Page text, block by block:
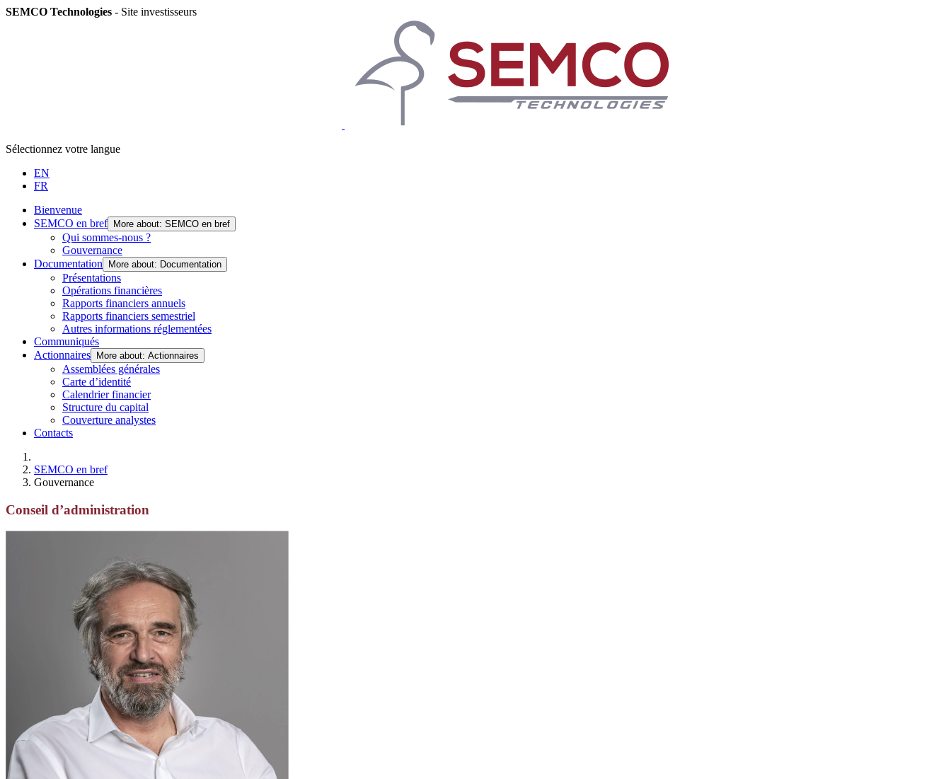
SEMCO Technologies - Site investisseurs
Sélectionnez votre langue
EN
FR
Bienvenue
SEMCO en bref
More about: SEMCO en bref
Qui sommes-nous ?
Gouvernance
Documentation
More about: Documentation
Présentations
Opérations financières
Rapports financiers annuels
Rapports financiers semestriel
Autres informations réglementées
Communiqués
Actionnaires
More about: Actionnaires
Assemblées générales
Carte d’identité
Calendrier financier
Structure du capital
Couverture analystes
Contacts
SEMCO en bref
Gouvernance
Conseil d’administration